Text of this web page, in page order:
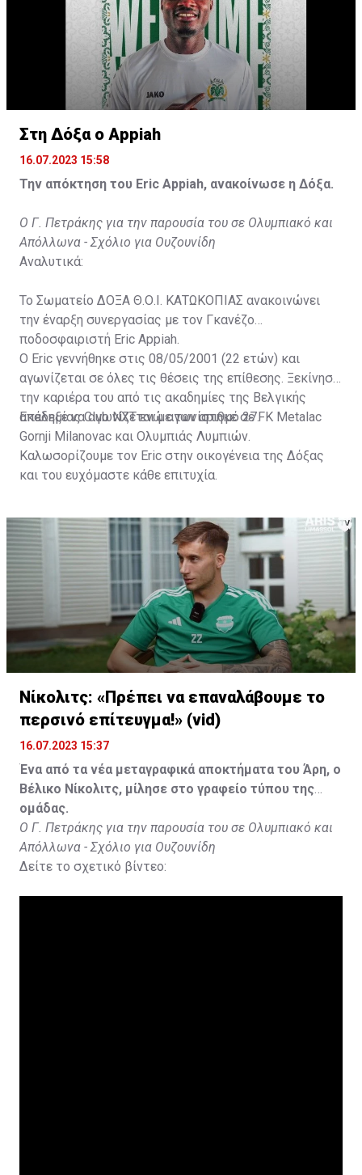
Στη Δόξα ο Appiah
16.07.2023 15:58
Την απόκτηση του Eric Appiah, ανακοίνωσε η Δόξα.
Ο Γ. Πετράκης για την παρουσία του σε Ολυμπιακό και
Απόλλωνα - Σχόλιο για Ουζουνίδη
Αναλυτικά:
Το Σωματείο ΔΟΞΑ Θ.Ο.Ι. ΚΑΤΩΚΟΠΙΑΣ ανακοινώνει
την έναρξη συνεργασίας με τον Γκανέζο
ποδοσφαιριστή Eric Appiah.
Ο Eric γεννήθηκε στις 08/05/2001 (22 ετών) και
αγωνίζεται σε όλες τις θέσεις της επίθεσης. Ξεκίνησε
την καριέρα του από τις ακαδημίες της Βελγικής
ακαδημίας Club NXT ενώ αγωνίστηκε σε FK Metalac
Gornji Milanovac και Ολυμπιάς Λυμπιών.
Επέλεξε να αγωνίζεται με τον αριθμό 27.
Καλωσορίζουμε τον Eric στην οικογένεια της Δόξας
και του ευχόμαστε κάθε επιτυχία.
Νίκολιτς: «Πρέπει να επαναλάβουμε το
περσινό επίτευγμα!» (vid)
16.07.2023 15:37
Ένα από τα νέα μεταγραφικά αποκτήματα του Άρη, ο
Βέλικο Νίκολιτς, μίλησε στο γραφείο τύπου της
ομάδας.
Ο Γ. Πετράκης για την παρουσία του σε Ολυμπιακό και
Απόλλωνα - Σχόλιο για Ουζουνίδη
Δείτε το σχετικό βίντεο: